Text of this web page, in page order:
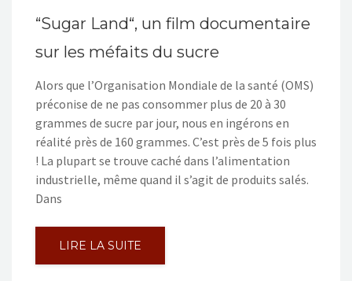
“Sugar Land“, un film documentaire
sur les méfaits du sucre
Alors que l’Organisation Mondiale de la santé (OMS)
préconise de ne pas consommer plus de 20 à 30
grammes de sucre par jour, nous en ingérons en
réalité près de 160 grammes. C’est près de 5 fois plus
! La plupart se trouve caché dans l’alimentation
industrielle, même quand il s’agit de produits salés.
Dans
LIRE LA SUITE